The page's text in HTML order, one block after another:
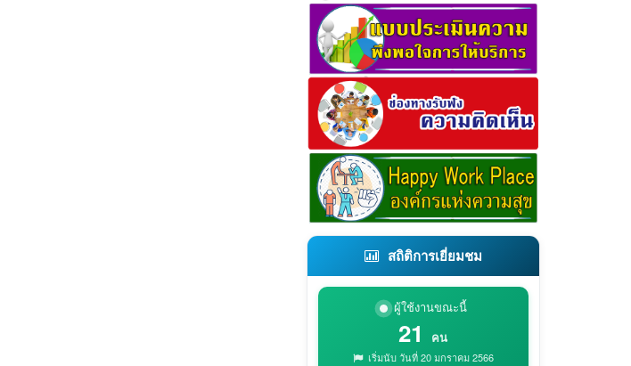
สถิติการเยี่ยมชม
ผู้ใช้งานขณะนี้
21 คน
เริ่มนับ วันที่ 20 มกราคม 2566